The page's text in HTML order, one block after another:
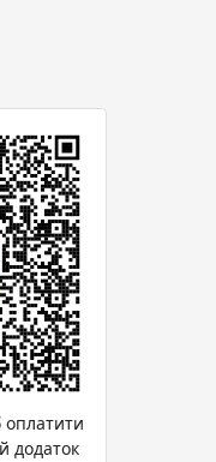
оплатити
додаток